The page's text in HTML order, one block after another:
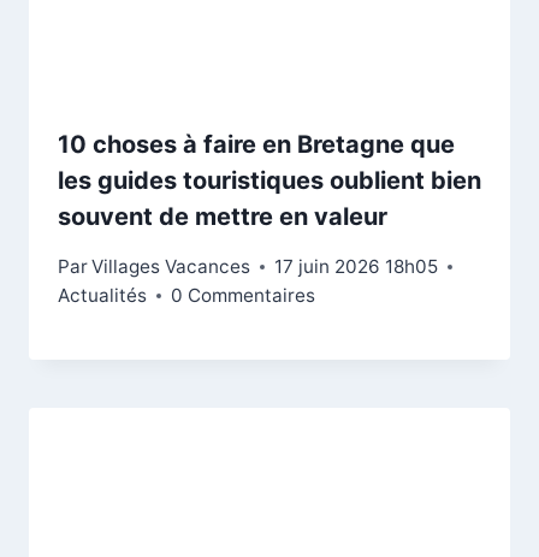
10 choses à faire en Bretagne que
les guides touristiques oublient bien
souvent de mettre en valeur
ParVillages Vacances
17 juin 2026 18h05
Actualités
0 Commentaires